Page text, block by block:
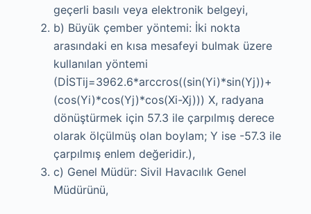
geçerli basılı veya elektronik belgeyi,
b) Büyük çember yöntemi: İki nokta
arasındaki en kısa mesafeyi bulmak üzere
kullanılan yöntemi
(DİSTij=3962.6*arccros((sin(Yi)*sin(Yj))+
(cos(Yi)*cos(Yj)*cos(Xi-Xj))) X, radyana
dönüştürmek için 57.3 ile çarpılmış derece
olarak ölçülmüş olan boylam; Y ise -57.3 ile
çarpılmış enlem değeridir.),
c) Genel Müdür: Sivil Havacılık Genel
Müdürünü,